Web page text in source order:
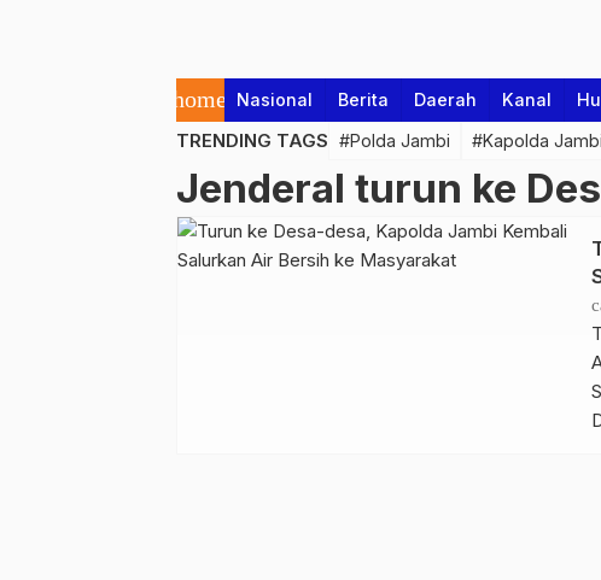
home Nasional Berita Daerah Kanal
TRENDING TAGS #Polda Jambi #Kapolda Jambi
Jenderal turun ke